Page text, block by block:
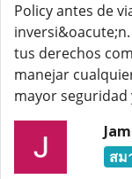
Policy antes de
tus derechos
manejar
mayor seguridad
สม